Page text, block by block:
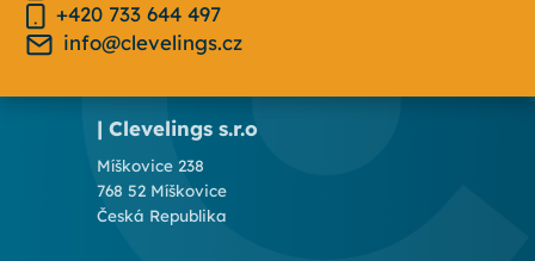
+420 733 644 497
info@clevelings.cz
| Clevelings s.r.o
Míškovice 238
768 52 Míškovice
Česká Republika